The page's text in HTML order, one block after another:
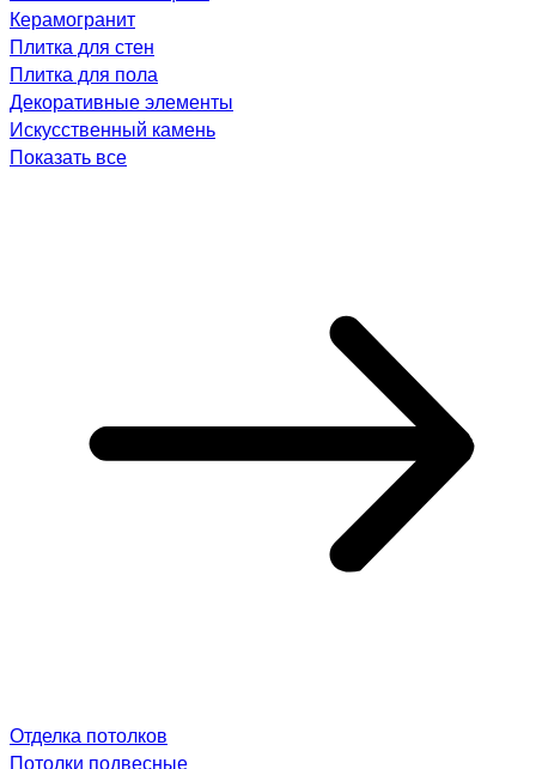
Керамогранит
Плитка для стен
Плитка для пола
Декоративные элементы
Искусственный камень
Показать все
Отделка потолков
Потолки подвесные